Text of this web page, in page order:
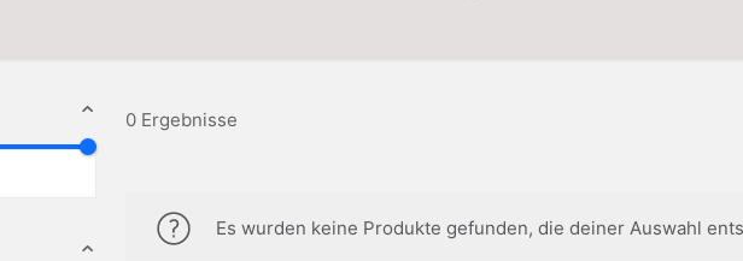
0 Ergebnisse
Es wurden keine Produkte gefunden, die deiner Auswahl